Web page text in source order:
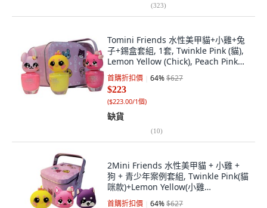
(323)
Tomini Friends 水性美甲貓+小雞+兔
子+錫盒套組, 1套, Twinkle Pink (貓),
Lemon Yellow (Chick), Peach Pink
(兔子)
首購折扣價 64%$627
$223
($223.00/1個)
缺貨
(10)
2Mini Friends 水性美甲貓 + 小雞 +
狗 + 青少年案例套組, Twinkle Pink(貓
咪款)+Lemon Yellow(小雞
款)+Lavender(小狗款), 1組
首購折扣價 64%$627